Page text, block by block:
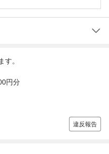
す。
円分
違反報告